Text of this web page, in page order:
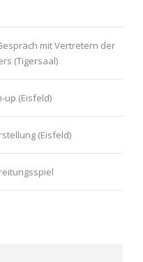
mit Vertretern der
(Tigersaal)
up (Eisfeld)
(Eisfeld)